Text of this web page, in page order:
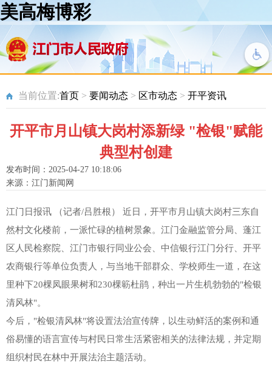
美高梅博彩
当前位置:首页 > 要闻动态 > 区市动态 > 开平资讯
开平市月山镇大岗村添新绿 "检银"赋能
典型村创建
发布时间：2025-04-27 10:18:06
来源：江门新闻网
江门日报讯 （记者/吕胜根） 近日，开平市月山镇大岗村三东自
然村文化楼前，一派忙碌的植树景象。江门金融监管分局、蓬江
区人民检察院、江门市银行同业公会、中信银行江门分行、开平
农商银行等单位负责人，与当地干部群众、学校师生一道，在这
里种下20棵凤眼果树和230棵簕杜鹃，种出一片生机勃勃的"检银
清风林"。
今后，"检银清风林"将设置法治宣传牌，以生动鲜活的案例和通
俗易懂的语言宣传与村民日常生活紧密相关的法律法规，并定期
组织村民在林中开展法治主题活动。